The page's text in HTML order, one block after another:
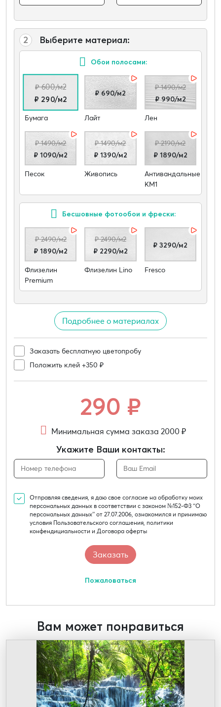
2 Выберите материал:
Обои полосами:
₽ 600/м2
₽ 290/м2
Бумага
₽ 690/м2
Лайт
₽ 1490/м2
₽ 990/м2
Лен
₽ 1490/м2
₽ 1090/м2
Песок
₽ 1490/м2
₽ 1390/м2
Живопись
₽ 2190/м2
₽ 1890/м2
Антивандальные
КМ1
Бесшовные фотообои и фрески:
₽ 2490/м2
₽ 1890/м2
Флизелин
Premium
₽ 2490/м2
₽ 2290/м2
Флизелин Lino
₽ 3290/м2
Fresco
Подробнее о материалах
Заказать бесплатную цветопробу
Положить клей +350 ₽
290 ₽
Минимальная сумма заказа 2000 ₽
Укажите Ваши контакты:
Отправляя сведения, я даю свое согласие на обработку моих
персональных данных в соответствии с законом №152-Ф3 “О
персональных данных” от 27.07.2006, ознакомился и принимаю
условия Пользовательского соглашения, политики
конфендициальности и Договора оферты
Пожаловаться
Вам может понравиться